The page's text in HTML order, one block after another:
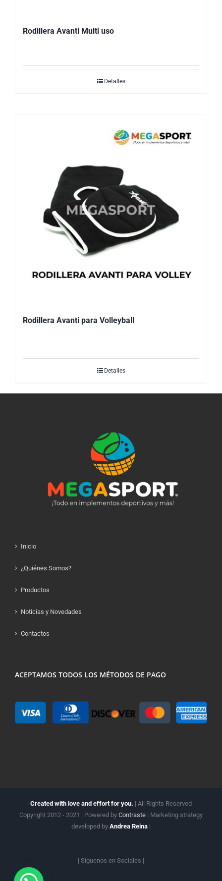
Rodillera Avanti Multi uso
Detalles
Rodillera Avanti para Volleyball
Detalles
Inicio
¿Quiénes Somos?
Productos
Noticias y Novedades
Contactos
ACEPTAMOS TODOS LOS MÉTODOS DE PAGO
| Created with love and effort for you. | All Rights Reserved -
Copyright 2012 - 2021 | Powered by Contraste | Marketing strategy
developed by Andrea Reina |
| Síguenos en Sociales |